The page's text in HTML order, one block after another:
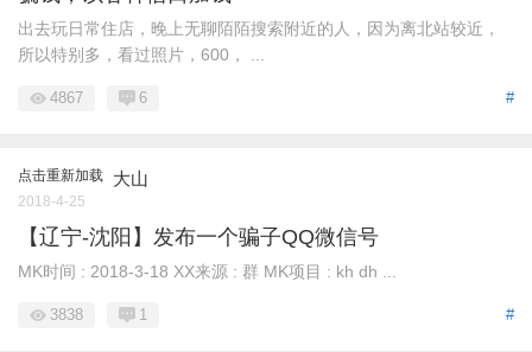
出去玩日常住店，晚上无聊陌陌搜索附近的人，因为离北站较近，
所以特别多，看过照片，600， ...
#
4867 6
点击重新加载 大山
2018-4-25
【辽宁-沈阳】发布一个骗子QQ微信号
MK时间 : 2018-3-18 XX来源 : 群 MK项目 : kh dh ...
#
3838 1